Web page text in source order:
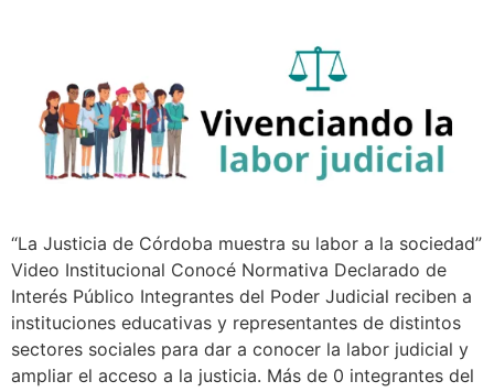
“La Justicia de Córdoba muestra su labor a la sociedad”
Video Institucional Conocé Normativa Declarado de
Interés Público Integrantes del Poder Judicial reciben a
instituciones educativas y representantes de distintos
sectores sociales para dar a conocer la labor judicial y
ampliar el acceso a la justicia. Más de 0 integrantes del